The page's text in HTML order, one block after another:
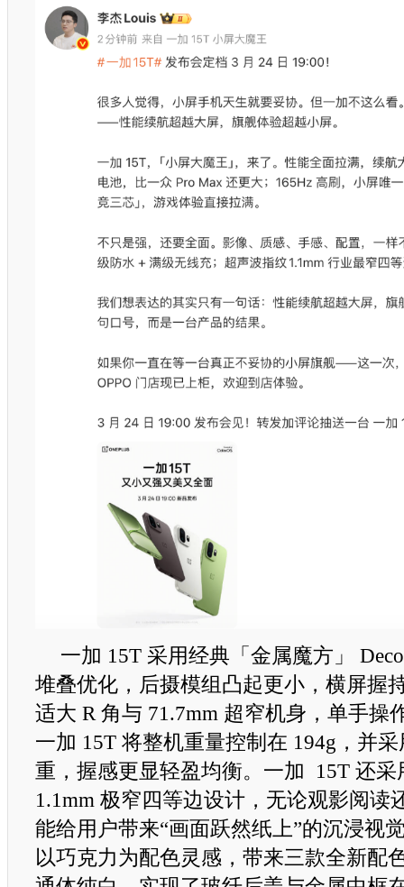
一加 15T 采用经典「金属魔方」
堆叠优化，后摄模组凸起更小，横屏握
适大 R 角与 71.7mm 超窄机身，单手操
一加 15T 将整机重量控制在 194g，并
重，握感更显轻盈均衡。一加 15T 还采
1.1mm 极窄四等边设计，无论观影阅读
能给用户带来“画面跃然纸上”的沉浸视
以巧克力为配色灵感，带来三款全新配